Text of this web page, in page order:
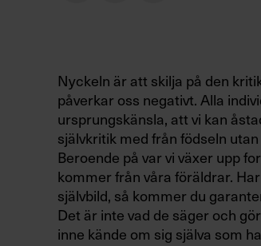
Nyckeln är att skilja på den
påverkar oss negativt. Alla
ursprungskänsla, att vi kan
självkritik med från födseln
Beroende på var vi växer upp
kommer från våra föräldrar.
självbild, så kommer du
Det är inte vad de säger och
inne kände om sig själva som